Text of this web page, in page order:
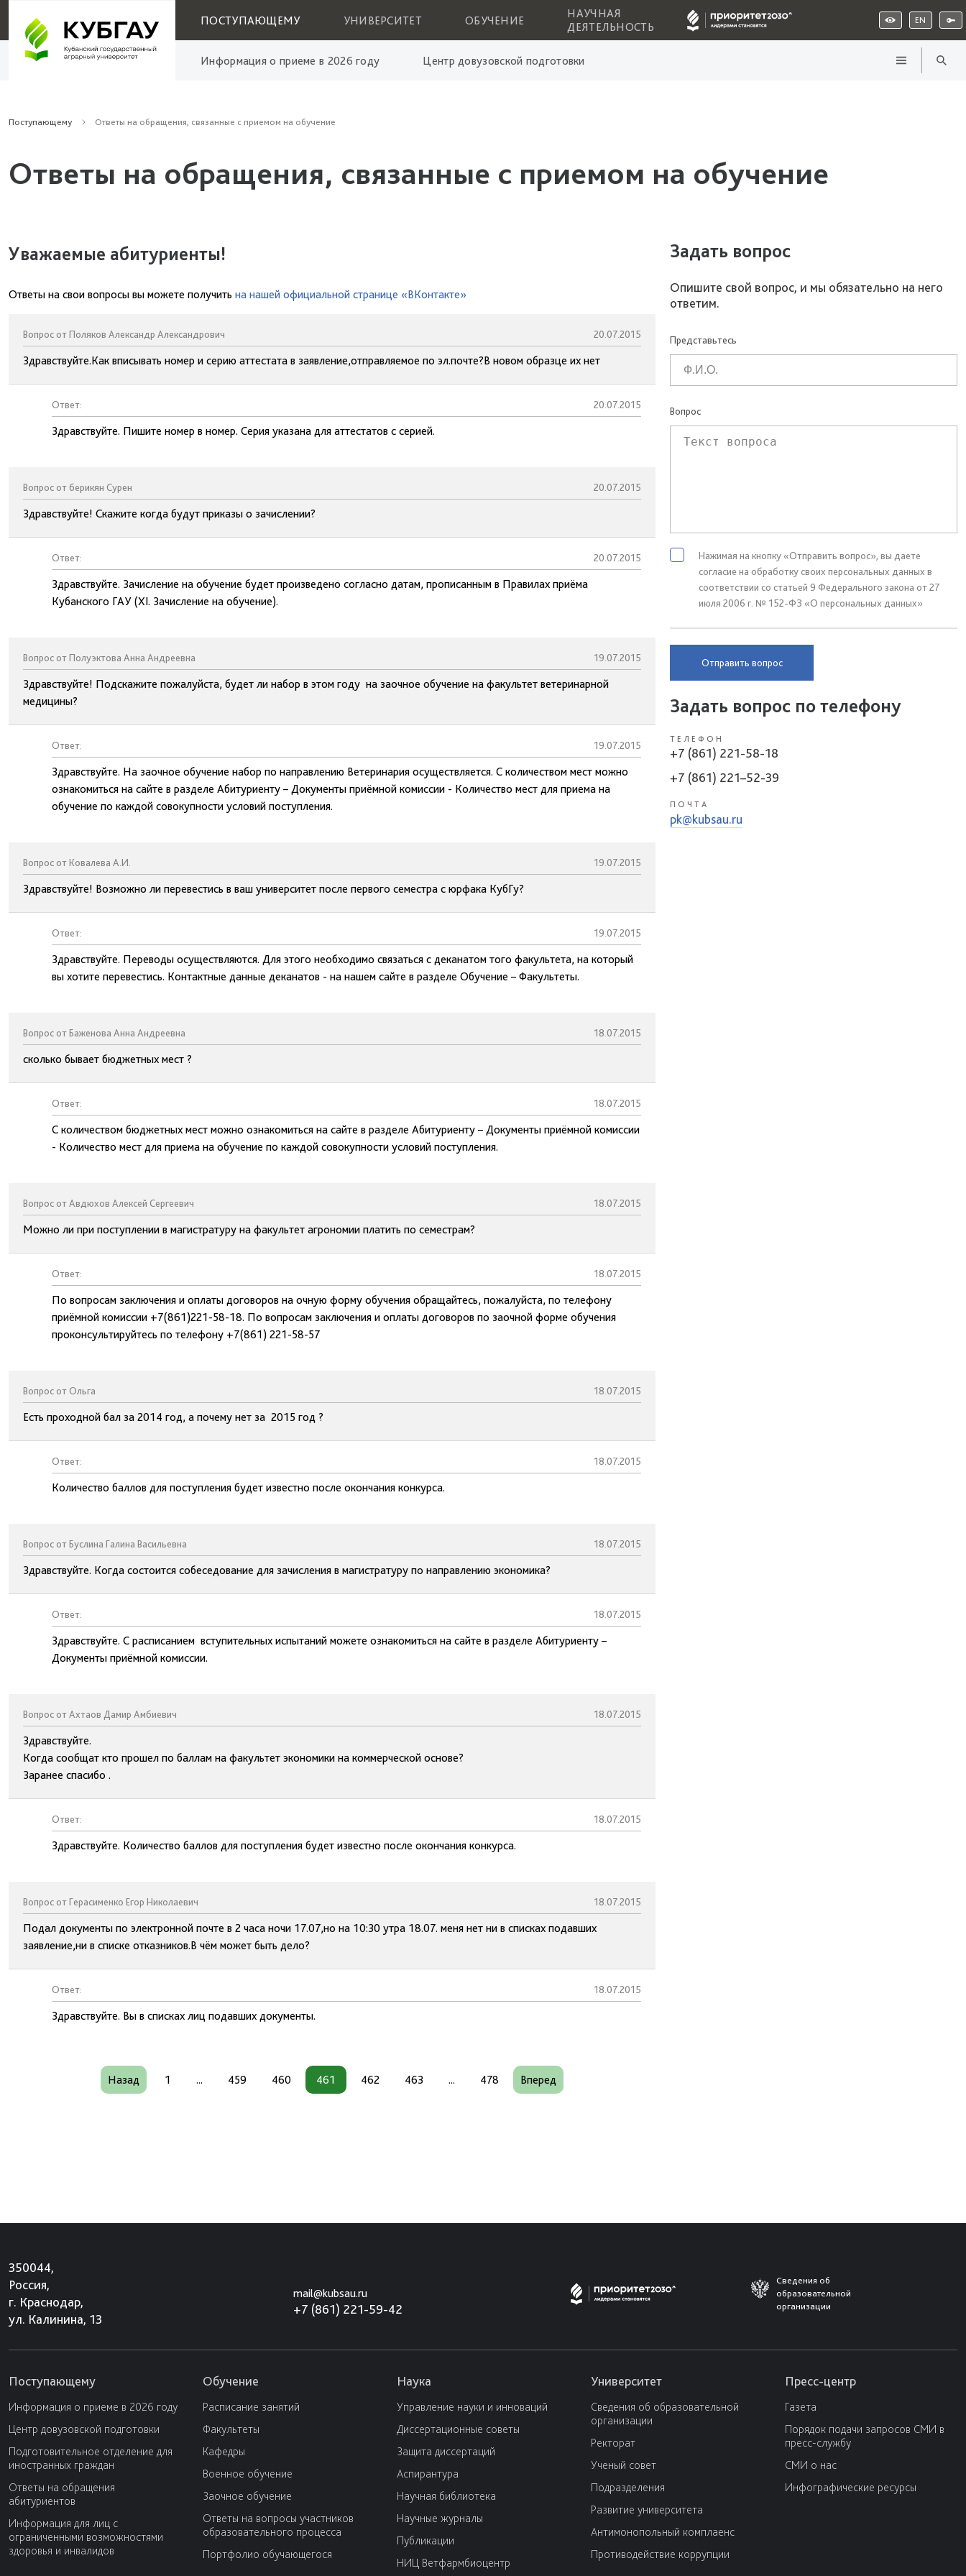
ПОСТУПАЮЩЕМУ УНИВЕРСИТЕТ ОБУЧЕНИЕ
НАУЧНАЯ
ДЕЯТЕЛЬНОСТЬ
EN
Информация о приеме в 2026 году Центр довузовской подготовки
Поступающему Ответы на обращения, связанные с приемом на обучение
Ответы на обращения, связанные с приемом на обучение
Уважаемые абитуриенты!
Ответы на свои вопросы вы можете получить на нашей официальной странице «ВКонтакте»
Вопрос от Поляков Александр Александрович 20.07.2015
Здравствуйте.Как вписывать номер и серию аттестата в заявление,отправляемое по эл.почте?В новом образце их нет
Ответ: 20.07.2015
Здравствуйте. Пишите номер в номер. Серия указана для аттестатов с серией.
Вопрос от берикян Сурен 20.07.2015
Здравствуйте! Скажите когда будут приказы о зачислении?
Ответ: 20.07.2015
Здравствуйте. Зачисление на обучение будет произведено согласно датам, прописанным в Правилах приёма
Кубанского ГАУ (XI. Зачисление на обучение).
Вопрос от Полуэктова Анна Андреевна 19.07.2015
Здравствуйте! Подскажите пожалуйста, будет ли набор в этом году на заочное обучение на факультет ветеринарной
медицины?
Ответ: 19.07.2015
Здравствуйте. На заочное обучение набор по направлению Ветеринария осуществляется. С количеством мест можно
ознакомиться на сайте в разделе Абитуриенту – Документы приёмной комиссии - Количество мест для приема на
обучение по каждой совокупности условий поступления.
Вопрос от Ковалева А.И. 19.07.2015
Здравствуйте! Возможно ли перевестись в ваш университет после первого семестра с юрфака КубГу?
Ответ: 19.07.2015
Здравствуйте. Переводы осуществляются. Для этого необходимо связаться с деканатом того факультета, на который
вы хотите перевестись. Контактные данные деканатов - на нашем сайте в разделе Обучение – Факультеты.
Вопрос от Баженова Анна Андреевна 18.07.2015
сколько бывает бюджетных мест ?
Ответ: 18.07.2015
С количеством бюджетных мест можно ознакомиться на сайте в разделе Абитуриенту – Документы приёмной комиссии
- Количество мест для приема на обучение по каждой совокупности условий поступления.
Вопрос от Авдюхов Алексей Сергеевич 18.07.2015
Можно ли при поступлении в магистратуру на факультет агрономии платить по семестрам?
Ответ: 18.07.2015
По вопросам заключения и оплаты договоров на очную форму обучения обращайтесь, пожалуйста, по телефону
приёмной комиссии +7(861)221-58-18. По вопросам заключения и оплаты договоров по заочной форме обучения
проконсультируйтесь по телефону +7(861) 221-58-57
Вопрос от Ольга 18.07.2015
Есть проходной бал за 2014 год, а почему нет за 2015 год ?
Ответ: 18.07.2015
Количество баллов для поступления будет известно после окончания конкурса.
Вопрос от Буслина Галина Васильевна 18.07.2015
Здравствуйте. Когда состоится собеседование для зачисления в магистратуру по направлению экономика?
Ответ: 18.07.2015
Здравствуйте. С расписанием вступительных испытаний можете ознакомиться на сайте в разделе Абитуриенту –
Документы приёмной комиссии.
Вопрос от Ахтаов Дамир Амбиевич 18.07.2015
Здравствуйте.
Когда сообщат кто прошел по баллам на факультет экономики на коммерческой основе?
Заранее спасибо .
Ответ: 18.07.2015
Здравствуйте. Количество баллов для поступления будет известно после окончания конкурса.
Вопрос от Герасименко Егор Николаевич 18.07.2015
Подал документы по электронной почте в 2 часа ночи 17.07,но на 10:30 утра 18.07. меня нет ни в списках подавших
заявление,ни в списке отказников.В чём может быть дело?
Ответ: 18.07.2015
Здравствуйте. Вы в списках лиц подавших документы.
Назад 1 ... 459 460 461 462 463 ... 478 Вперед
Задать вопрос
Опишите свой вопрос, и мы обязательно на него
ответим.
Представьтесь
Вопрос
Нажимая на кнопку «Отправить вопрос», вы даете
согласие на обработку своих персональных данных в
соответствии со статьей 9 Федерального закона от 27
июля 2006 г. № 152-ФЗ «О персональных данных»
Отправить вопрос
Задать вопрос по телефону
ТЕЛЕФОН
+7 (861) 221-58-18
+7 (861) 221–52-39
ПОЧТА
pk@kubsau.ru
350044,
Россия,
г. Краснодар,
ул. Калинина, 13
mail@kubsau.ru
+7 (861) 221-59-42
Сведения об
образовательной
организации
Поступающему
Информация о приеме в 2026 году
Центр довузовской подготовки
Подготовительное отделение для
иностранных граждан
Ответы на обращения
абитуриентов
Информация для лиц с
ограниченными возможностями
здоровья и инвалидов
Обучение
Расписание занятий
Факультеты
Кафедры
Военное обучение
Заочное обучение
Ответы на вопросы участников
образовательного процесса
Портфолио обучающегося
Наука
Управление науки и инноваций
Диссертационные советы
Защита диссертаций
Аспирантура
Научная библиотека
Научные журналы
Публикации
НИЦ Ветфармбиоцентр
Университет
Сведения об образовательной
организации
Ректорат
Ученый совет
Подразделения
Развитие университета
Антимонопольный комплаенс
Противодействие коррупции
Пресс-центр
Газета
Порядок подачи запросов СМИ в
пресс-службу
СМИ о нас
Инфографические ресурсы